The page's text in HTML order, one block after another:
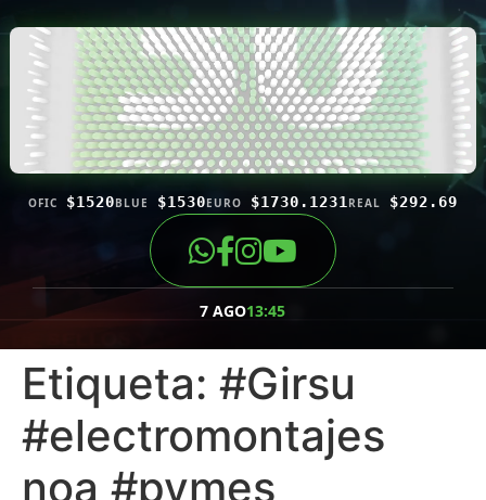
OFIC $1520BLUE $1530EURO $1730.1231 REAL $292.69
7 AGO13:45
Etiqueta: #Girsu
#electromontajes
noa #pymes